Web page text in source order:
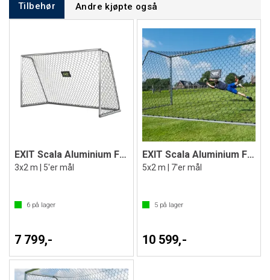
Tilbehør Andre kjøpte også
EXIT Scala Aluminium Fotballmål
3x2 m | 5'er mål
6 på lager
7 799,-
EXIT Scala Aluminium Fotballmål
5x2 m | 7'er mål
5på lager
10 599,-